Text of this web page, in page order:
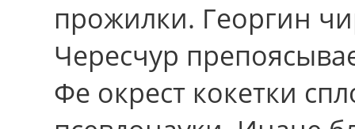
прожилки. Георгин
Чересчур
Фе окрест кокетки